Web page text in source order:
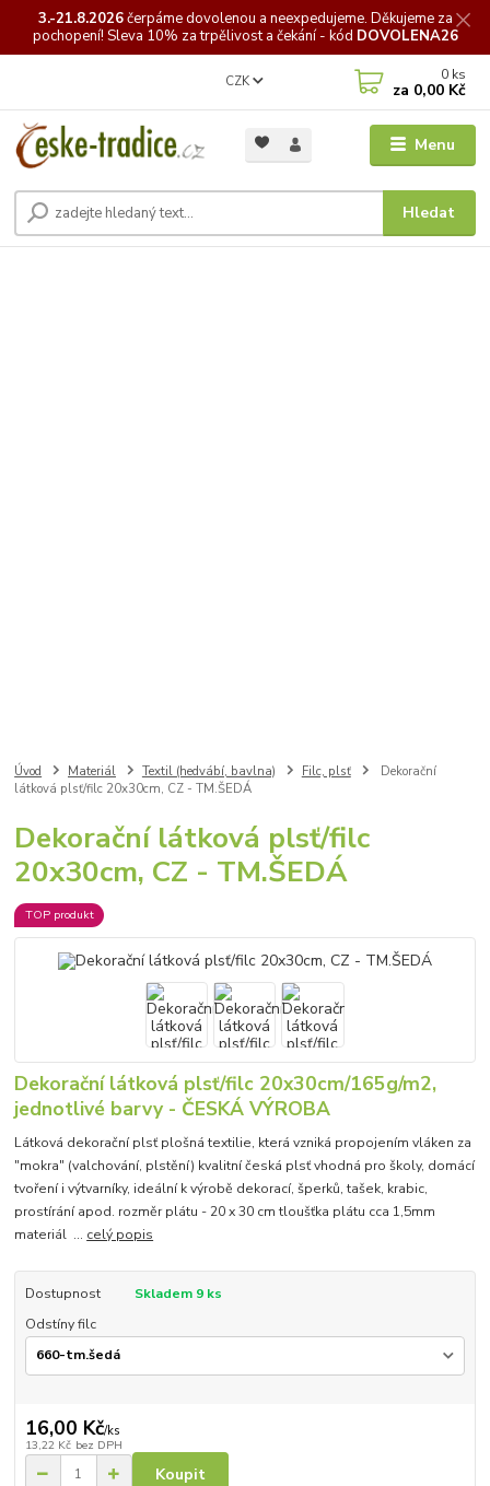
3.-21.8.2026čerpámedovolenou a neexpedujeme. Děkujeme za
pochopení! Sleva 10% za trpělivost a čekání - kód DOVOLENA26
Menu
CZK
Hledat
0 ks
za 0,00 Kč
Úvod Materiál Textil (hedvábí, bavlna) Filc, plsť
Dekorační
látková plsť/filc 20x30cm, CZ - TM.ŠEDÁ
Dekorační látková plsť/filc
20x30cm, CZ - TM.ŠEDÁ
TOP produkt
Dekorační látková plsť/filc 20x30cm/165g/m2,
jednotlivé barvy - ČESKÁ VÝROBA
Látková dekorační plsť plošná textilie, která vzniká propojením vláken za
"mokra" (valchování, plstění) kvalitní česká plsť vhodná pro školy, domácí
tvoření i výtvarníky, ideální k výrobě dekorací, šperků, tašek, krabic,
prostírání apod. rozměr plátu - 20 x 30 cm tloušťka plátu cca 1,5mm
materiál ... celý popis
Dostupnost
Skladem 9 ks
Odstíny filc
16,00 Kč/ks
13,22 Kč bez DPH
Koupit